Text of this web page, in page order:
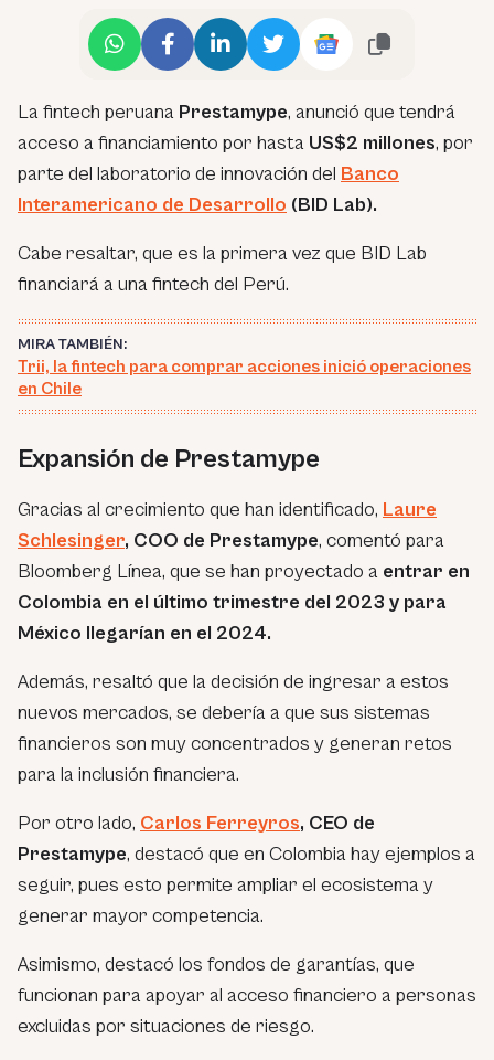
La fintech peruana Prestamype, anunció que tendrá
acceso a financiamiento por hasta US$2 millones, por
parte del laboratorio de innovación del Banco
Interamericano de Desarrollo (BID Lab).
Cabe resaltar, que es la primera vez que BID Lab
financiará a una fintech del Perú.
MIRA TAMBIÉN:
Trii, la fintech para comprar acciones inició operaciones
en Chile
Expansión de Prestamype
Gracias al crecimiento que han identificado, Laure
Schlesinger, COO de Prestamype, comentó para
Bloomberg Línea, que se han proyectado a entrar en
Colombia en el último trimestre del 2023 y para
México llegarían en el 2024.
Además, resaltó que la decisión de ingresar a estos
nuevos mercados, se debería a que sus sistemas
financieros son muy concentrados y generan retos
para la inclusión financiera.
Por otro lado, Carlos Ferreyros, CEO de
Prestamype, destacó que en Colombia hay ejemplos a
seguir, pues esto permite ampliar el ecosistema y
generar mayor competencia.
Asimismo, destacó los fondos de garantías, que
funcionan para apoyar al acceso financiero a personas
excluidas por situaciones de riesgo.